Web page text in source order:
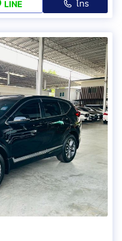
LINE โทร